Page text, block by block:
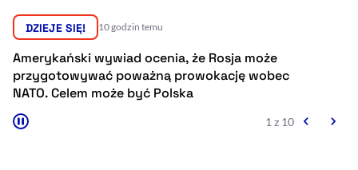
Ułatwienia dostępności wspierają:
DZIEJE SIĘ! 11 godzin temu
może
wobec
Prezydent Serbii zapewnia, że jego
sprzeciwi się szybkiej akcesji Ukrainy
Europejskiej
2 z 10